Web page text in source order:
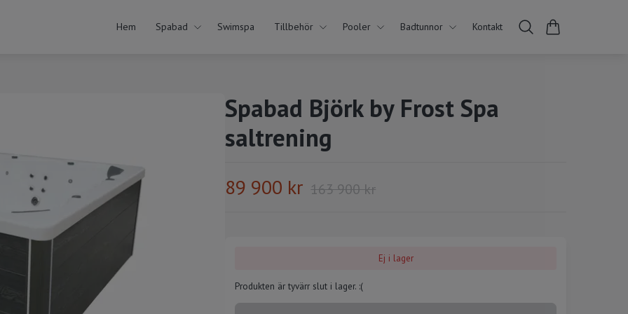
Hem Spabad Swimspa Tillbehör Pooler Badtunnor Kontakt
Spabad Björk by Frost Spa
saltrening
89 900 kr 163 900 kr
Ej i lager
Produkten är tyvärr slut i lager. :(